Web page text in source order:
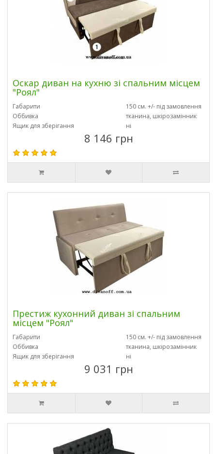
Оскар диван на кухню зі спальним місцем
"Роял"
Габарити
150 см. +/- під замовлення
Оббивка
тканина, шкірозамінник
Ящик для зберігання
ні
8 146 грн
Престиж кухонний диван зі спальним
місцем "Роял"
Габарити
150 см. +/- під замовлення
Оббивка
тканина, шкірозамінник
Ящик для зберігання
ні
9 031 грн